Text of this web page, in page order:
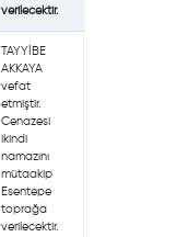
verilecektir.
TAYYİBE
AKKAYA
vefat
etmiştir.
Cenazesi
ikindi
namazını
mütaakip
Esentepe
toprağa
verilecektir.